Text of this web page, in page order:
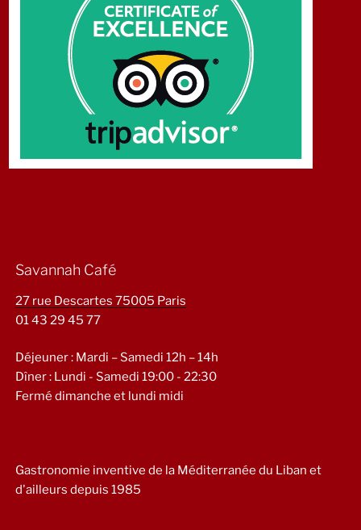
Savannah Café
27 rue Descartes 75005 Paris
01 43 29 45 77
Déjeuner : Mardi – Samedi 12h – 14h
Dîner : Lundi - Samedi 19:00 - 22:30
Fermé dimanche et lundi midi
Gastronomie inventive de la Méditerranée du Liban et
d'ailleurs depuis 1985